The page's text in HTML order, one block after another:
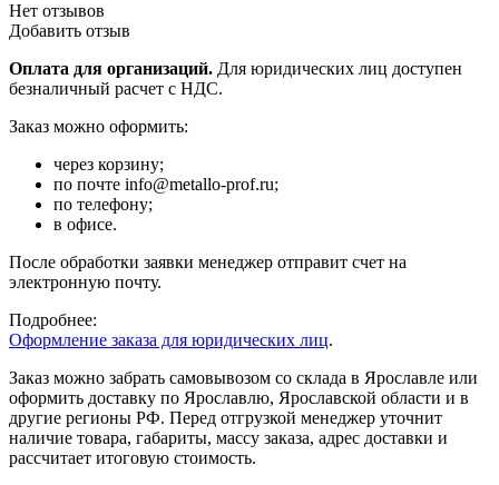
Нет отзывов
Добавить отзыв
Оплата для организаций. Для юридических лиц доступен
безналичный расчет с НДС.
Заказ можно оформить:
через корзину;
по почте info@metallo-prof.ru;
по телефону;
в офисе.
После обработки заявки менеджер отправит счет на
электронную почту.
Подробнее:
Оформление заказа для юридических лиц.
Заказ можно забрать самовывозом со склада в Ярославле или
оформить доставку по Ярославлю, Ярославской области и в
другие регионы РФ. Перед отгрузкой менеджер уточнит
наличие товара, габариты, массу заказа, адрес доставки и
рассчитает итоговую стоимость.